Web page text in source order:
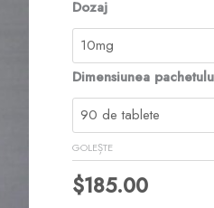
Dozaj
Dimensiunea
GOLEȘTE
$185.00